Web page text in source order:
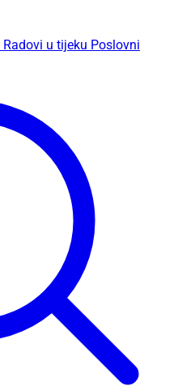
Radovi u tijeku Poslovni